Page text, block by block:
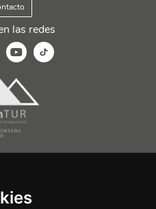
las redes